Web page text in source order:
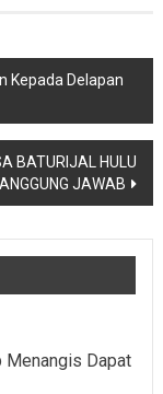
Kepada Delapan
BATURIJAL HULU
JAWAB
Dapat